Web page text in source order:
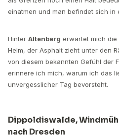
einatmen und man befindet sich in
Hinter Altenberg erwartet mich die
Helm, der Asphalt zieht unter den
von diesem bekannten Gefühl der
erinnere ich mich, warum ich das
unvergesslicher Tag bevorsteht.
Dippoldiswalde,
nach Dresden